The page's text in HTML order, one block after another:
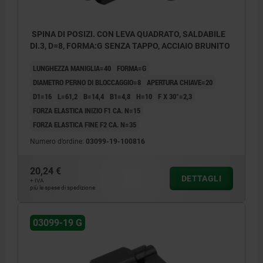
SPINA DI POSIZI. CON LEVA QUADRATO, SALDABILE
DI.3, D=8, FORMA:G SENZA TAPPO, ACCIAIO BRUNITO
LUNGHEZZA MANIGLIA=40
FORMA=G
DIAMETRO PERNO DI BLOCCAGGIO=8 APERTURA CHIAVE=20
D1=16
L=61,2 B=14,4 B1=4,8 H=10
F X 30°=2,3
FORZA ELASTICA INIZIO F1 CA. N=15
FORZA ELASTICA FINE F2 CA. N=35
Numero d’ordine: 03099-19-100816
20,24 €
+ IVA
più le spese di spedizione
DETTAGLI
03099-19 G